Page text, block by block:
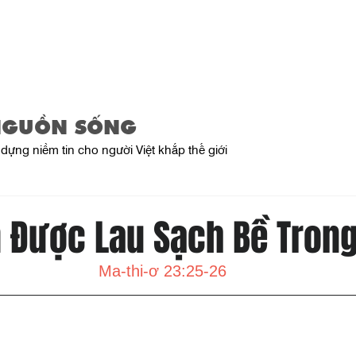
SỐNG
niềm tin cho người Việt khắp thế giới
Được Lau Sạch Bề
Ma-thi-ơ 23:25-26